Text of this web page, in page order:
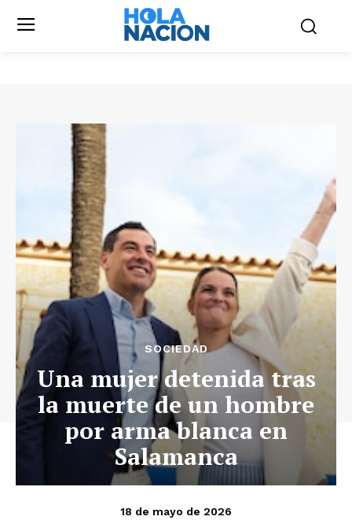
SOCIEDAD
Una mujer detenida tras
la muerte de un hombre
por arma blanca en
Salamanca
18 de mayo de 2026